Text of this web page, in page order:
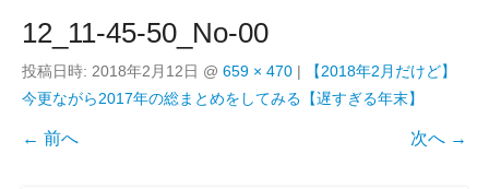
12_11-45-50_No-00
投稿日時: 2018年2月12日 @ 659 × 470 |
【2018年2月だけど】
今更ながら2017年の総まとめをしてみる【遅すぎる年末】
← 前へ 次へ →